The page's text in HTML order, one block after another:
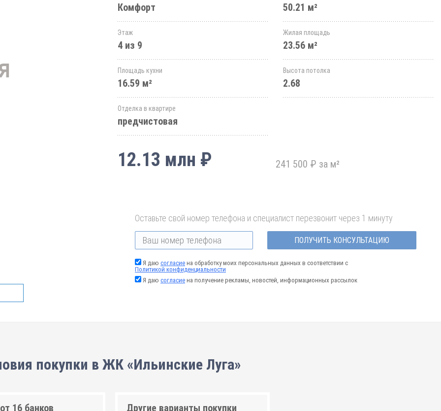
Комфорт 50.21 м²
Этаж
4 из 9
Жилая площадь
23.56 м²
Площадь кухни
16.59 м²
Высота потолка
2.68
Отделка в квартире
предчистовая
12.13 млн ₽ 241 500 ₽ за м²
Оставьте свой номер телефона и специалист перезвонит через 1 минуту
ПОЛУЧИТЬ КОНСУЛЬТАЦИЮ
Я даю согласие на обработку моих персональных данных в соответствии с
Политикой конфиденциальности
Я даю согласие на получение рекламы, новостей, информационных рассылок
покупки в ЖК «Ильинские Луга»
16 банков Другие варианты покупки